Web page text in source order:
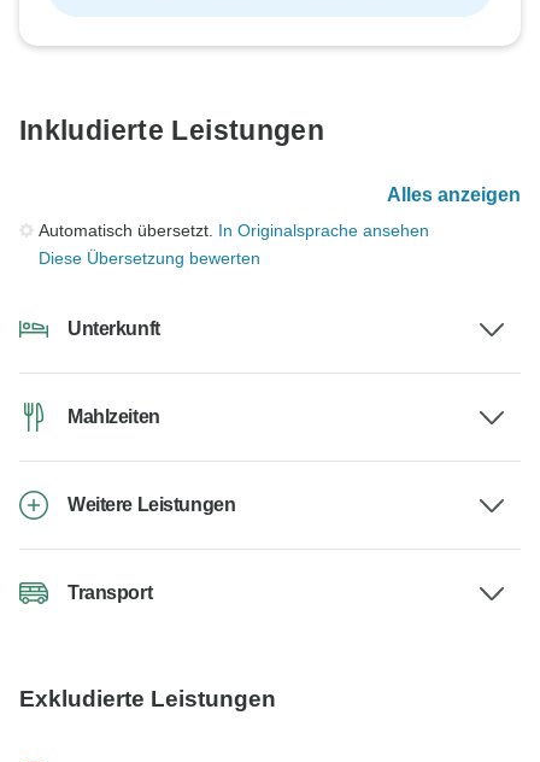
Inkludierte Leistungen
Alles anzeigen
Automatisch übersetzt. In Originalsprache ansehen
Diese Übersetzung bewerten
Unterkunft
Mahlzeiten
Weitere Leistungen
Transport
Exkludierte Leistungen